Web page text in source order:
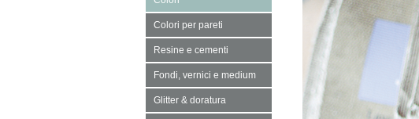
Colori per pareti
Resine e cementi
Fondi, vernici e medium
Glitter & doratura